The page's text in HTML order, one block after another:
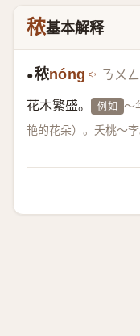
秾基本解释
●秾nóng ㄋㄨㄥ
花木繁盛。 例如 ～
艳的花朵）。夭桃～李